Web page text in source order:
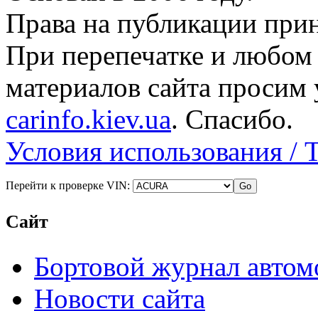
Права на публикации
При перепечатке и
материалов сайта просим
carinfo.kiev.ua. Спасибо.
Условия использования /
Перейти к проверке VIN:
Сайт
Бортовой журнал
Новости сайта